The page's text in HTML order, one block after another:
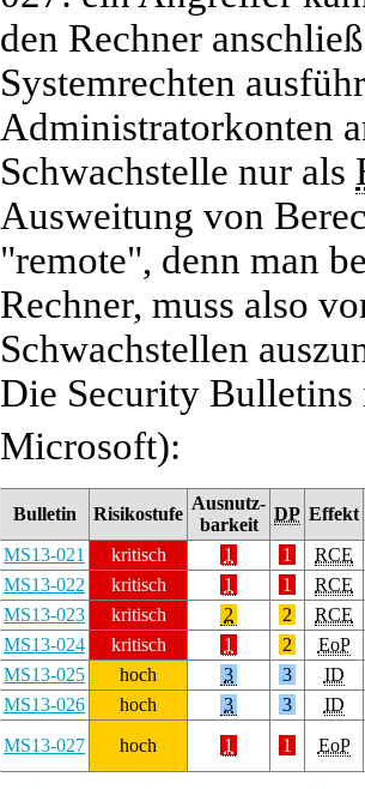
den Rechner
Systemrechten
Administratorkonten
Schwachstelle nur als
Ausweitung von
"remote", denn man
Rechner, muss also
Schwachstellen
Die Security
Microsoft):
Bulletin Risikostufe
Ausnutz-
barkeit
DP Effekt
MS13-021
kritisch 1 1
RCE
MS13-022
kritisch 1 1
RCE
MS13-023
kritisch 2 2
RCE
MS13-024
kritisch 1 2
EoP
MS13-025
hoch 3 3
ID
MS13-026
hoch 3 3
ID
MS13-027
hoch 1 1 EoP